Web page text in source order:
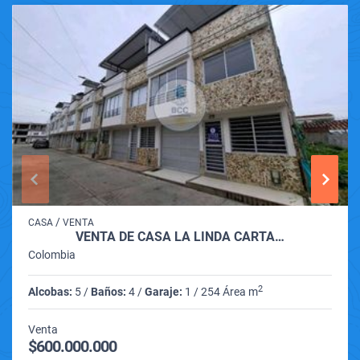
CASA / VENTA
VENTA DE CASA LA LINDA CARTA…
Colombia
Alcobas: 5 / Baños: 4 /Garaje: 1 / 254 Área m2
Venta
$600.000.000